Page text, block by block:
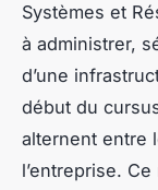
Systèmes et
à administrer,
d’une
début du
alternent entre
l’entreprise.